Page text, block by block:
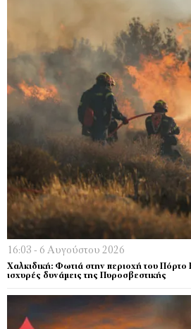
16:03 - 6 Αυγούστου 2026
Χαλκιδική: Φωτιά στην περιοχή του Πόρτο
ισχυρές δυνάμεις της Πυροσβεστικής